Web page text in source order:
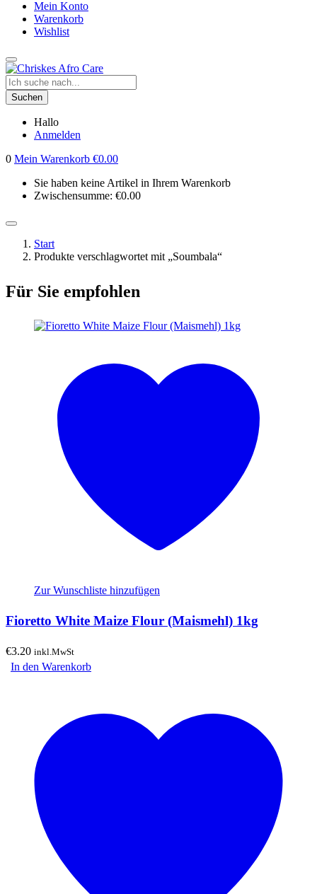
Mein Konto
Warenkorb
Wishlist
Suchen
Hallo
Anmelden
0 Mein Warenkorb €0.00
Sie haben keine Artikel in Ihrem Warenkorb
Zwischensumme: €0.00
Start
Produkte verschlagwortet mit „Soumbala“
Für Sie empfohlen
Zur Wunschliste hinzufügen
Fioretto White Maize Flour (Maismehl) 1kg
€3.20 inkl.MwSt
In den Warenkorb